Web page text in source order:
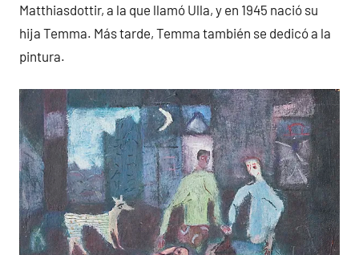
Matthiasdottir, a la que llamó Ulla, y en 1945 nació su
hija Temma. Más tarde, Temma también se dedicó a la
pintura.